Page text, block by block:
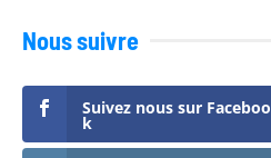
Nous suivre
Suivez nous sur Faceboo
k